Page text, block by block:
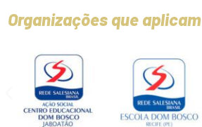
Organizações que